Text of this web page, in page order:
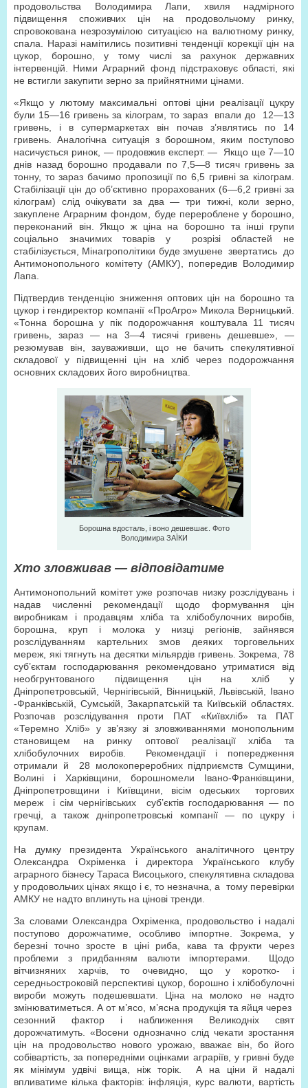
продовольства Володимира Лапи, хвиля надмірного
підвищення споживчих цін на продовольчому ринку,
спровокована незрозумілою ситуацією на валютному ринку,
спала. Наразі намітились позитивні тенденції корекції цін на
цукор, борошно, у тому числі за рахунок державних
інтервенцій. Ними Аграрний фонд підстраховує області, які
не встигли закупити зерно за прийнятними цінами.
«Якщо у лютому максимальні оптові ціни реалізації цукру
були 15—16 гривень за кілограм, то зараз
впали до
12—13
гривень, і в супермаркетах він почав з’являтись по 14
гривень. Аналогічна ситуація з борошном, яким поступово
насичується ринок, — продовжив експерт. —
Якщо ще 7—10
днів назад борошно продавали по 7,5—8 тисяч гривень за
тонну, то зараз бачимо пропозиції по 6,5 гривні за кілограм.
Стабілізації цін до об’єктивно прорахованих (6—6,2 гривні за
кілограм) слід очікувати за два — три тижні, коли зерно,
закуплене Аграрним фондом, буде перероблене у борошно,
переконаний він. Якщо ж ціна на борошно та інші групи
соціально значимих товарів у
розрізі областей не
стабілізується, Мінагрополітики буде змушене звертатись
до
Антимонопольного комітету (АМКУ), попередив Володимир
Лапа.
Підтвердив тенденцію зниження оптових цін на борошно та
цукор і гендиректор компанії «ПроАгро» Микола Верницький.
«Тонна борошна у пік подорожчання коштувала 11 тисяч
гривень, зараз — на 3—4 тисячі гривень дешевше», —
резюмував він, зауваживши, що не бачить спекулятивної
складової у підвищенні цін на хліб через подорожчання
основних складових його виробництва.
Борошна вдосталь, і воно дешевшає. Фото
Володимира ЗAЇКИ
Хто зловживав — відповідатиме
Антимонопольний комітет уже розпочав низку розслідувань і
надав численні рекомендації щодо формування цін
виробникам і продавцям хліба та хлібобулочних виробів,
борошна, круп і молока у низці регіонів, зайнявся
розслідуванням картельних змов деяких торговельних
мереж, які тягнуть на десятки мільярдів гривень. Зокрема, 78
суб’єктам господарювання рекомендовано утриматися від
необгрунтованого підвищення цін на хліб у
Дніпропетровській, Чернігівській, Вінницькій, Львівській, Івано
-Франківській, Сумській, Закарпатській та Київській областях.
Розпочав розслідування проти ПАТ «Київхліб» та ПАТ
«Теремно Хліб» у зв’язку зі зловживаннями монопольним
становищем на ринку оптової реалізації хліба та
хлібобулочних виробів.
Рекомендації і попередження
отримали й
28 молокопереробних підприємств Сумщини,
Волині і Харківщини, борошномели Івано-Франківщини,
Дніпропетровщини і Київщини, вісім одеських
торгових
мереж
і сім чернігівських
суб’єктів господарювання — по
гречці, а також дніпропетровські компанії — по цукру і
крупам.
На думку президента Українського аналітичного центру
Олександра Охріменка і директора Українського клубу
аграрного бізнесу Тараса Висоцького, спекулятивна складова
у продовольчих цінах якщо і є, то незначна, а
тому перевірки
АМКУ не надто вплинуть на цінові тренди.
За словами Олександра Охріменка, продовольство і надалі
поступово дорожчатиме, особливо імпортне. Зокрема, у
березні точно зросте в ціні риба, кава та фрукти через
проблеми з придбанням валюти імпортерами.
Щодо
вітчизняних харчів, то очевидно, що у коротко- і
середньостроковій перспективі цукор, борошно і хлібобулочні
вироби можуть подешевшати. Ціна на молоко не надто
змінюватиметься. А от м’ясо, м’ясна продукція та яйця через
сезонний фактор і наближення Великодніх свят
дорожчатимуть. «Восени однозначно слід чекати зростання
цін на продовольство нового урожаю, вважає він, бо його
собівартість, за попередніми оцінками аграріїв, у гривні буде
як мінімум удвічі вища, ніж торік.
А на ціни й надалі
впливатиме кілька факторів: інфляція, курс валюти, вартість